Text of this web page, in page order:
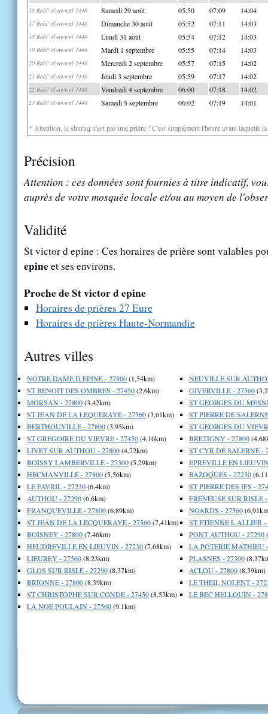
16 Rabi' al-awwal 1448 Samedi 29 août 05:50 07:09 14:04
17 Rabi' al-awwal 1448 Dimanche 30 août 05:52 07:11 14:03
18 Rabi' al-awwal 1448 Lundi 31 août 05:54 07:12 14:03
19 Rabi' al-awwal 1448 Mardi 1 septembre 05:55 07:14 14:03
20 Rabi' al-awwal 1448 Mercredi 2 septembre 05:57 07:15 14:02
21 Rabi' al-awwal 1448 Jeudi 3 septembre 05:59 07:17 14:02
22 Rabi' al-awwal 1448 Vendredi 4 septembre 06:00 07:18 14:02
23 Rabi' al-awwal 1448 Samedi 5 septembre 06:02 07:19 14:01
* Attention, le shuruq n'est pas une prière ! C'est simplement l'heure avant laquelle
Précision
Attention : ces données sont fournies à titre indicatif,
auprès de votre mosquée locale et/ou au moyen de
Validité
St victor d epine : Ces horaires de prière sont valables
epineet ses environs.
Proche de St victor d epine
Horaires de prières 27 Eure
Horaires de prières Haute-Normandie
Autres villes
NOTRE DAME D EPINE - 27800(1,54km)
ST BENOIT DES OMBRES - 27450(2,6km)
MORSAN - 27800(3,42km)
ST JEAN DE LA LEQUERAYE - 27560(3,61km)
BERTHOUVILLE - 27800(3,95km)
ST GREGOIRE DU VIEVRE - 27450(4,16km)
LIVET SUR AUTHOU - 27800(4,72km)
BOISSY LAMBERVILLE - 27300(5,29km)
HECMANVILLE - 27800(5,56km)
LE FAVRIL - 27230(6,4km)
AUTHOU - 27290(6,6km)
FRANQUEVILLE - 27800(6,89km)
ST JEAN DE LA LECQUERAYE - 27560(7,41km)
BOISNEY - 27800(7,46km)
HEUDREVILLE EN LIEUVIN - 27230(7,68km)
LIEUREY - 27560(8,23km)
GLOS SUR RISLE - 27290(8,37km)
BRIONNE - 27800(8,39km)
ST CHRISTOPHE SUR CONDE - 27450(8,53km)
LA NOE POULAIN - 27560(9,1km)
NEUVILLE SUR
GIVERVILLE - 27560
ST GEORGES DU
ST PIERRE DE
ST GEORGES DU
BRETIGNY - 27800
ST CYR DE SALERNE -
EPREVILLE EN
BAZOQUES - 27230
ST PIERRE DES IFS -
FRENEUSE SUR RISLE
NOARDS - 27560
ST ETIENNE L ALLIER -
PONT AUTHOU - 27290
LA POTERIE MATHIEU
PLASNES - 27300
ACLOU - 27800(8,39km)
LE THEIL NOLENT -
LE BEC HELLOUIN -